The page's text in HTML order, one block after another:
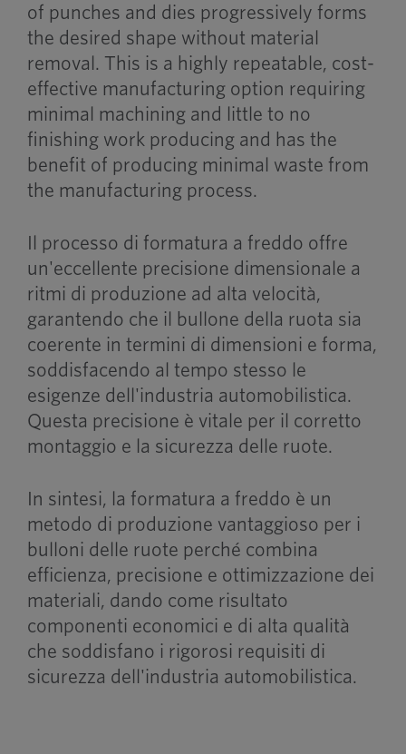
of punches and dies progressively forms
the desired shape without material
removal. This is a highly repeatable, cost-
effective manufacturing option requiring
minimal machining and little to no
finishing work producing and has the
benefit of producing minimal waste from
the manufacturing process.
Il processo di formatura a freddo offre
un'eccellente precisione dimensionale a
ritmi di produzione ad alta velocità,
garantendo che il bullone della ruota sia
coerente in termini di dimensioni e forma,
soddisfacendo al tempo stesso le
esigenze dell'industria automobilistica.
Questa precisione è vitale per il corretto
montaggio e la sicurezza delle ruote.
In sintesi, la formatura a freddo è un
metodo di produzione vantaggioso per i
bulloni delle ruote perché combina
efficienza, precisione e ottimizzazione dei
materiali, dando come risultato
componenti economici e di alta qualità
che soddisfano i rigorosi requisiti di
sicurezza dell'industria automobilistica.